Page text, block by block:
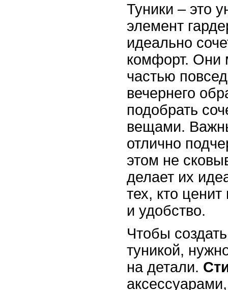
Туники – это
элемент
идеально
комфорт. Они
частью
вечернего
подобрать
вещами.
отлично
этом не
делает их
тех, кто
и удобство.
Чтобы
туникой,
на детали.